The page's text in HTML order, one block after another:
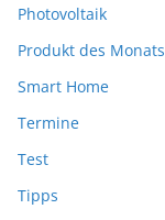
Photovoltaik
Produkt des Monats
Smart Home
Termine
Test
Tipps